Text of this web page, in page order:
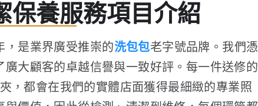
保養服務項目介紹
，是業界廣受推崇的洗包包老字號品牌。我們憑
大顧客的卓越信譽與一致好評。每一件送修的
，都會在我們的實體店面獲得最細緻的專業照